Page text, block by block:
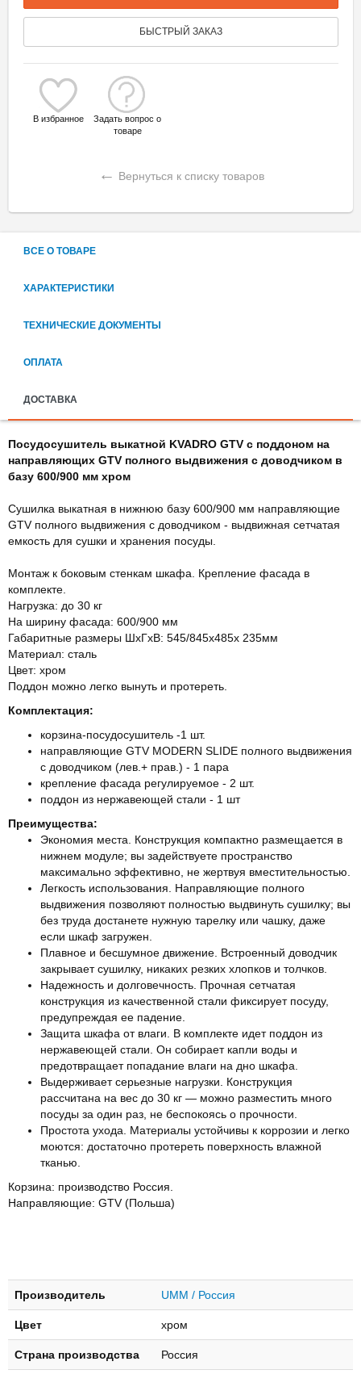
БЫСТРЫЙ ЗАКАЗ
В избранное
Задать вопрос о
товаре
← Вернуться к списку товаров
ВСЕ О ТОВАРЕ
ХАРАКТЕРИСТИКИ
ТЕХНИЧЕСКИЕ ДОКУМЕНТЫ
ОПЛАТА
ДОСТАВКА
Посудосушитель выкатной KVADRO GTV с поддоном на
направляющих GTV полного выдвижения с доводчиком в
базу 600/900 мм хром
Сушилка выкатная в нижнюю базу 600/900 мм направляющие
GTV полного выдвижения с доводчиком - выдвижная сетчатая
емкость для сушки и хранения посуды.
Монтаж к боковым стенкам шкафа. Крепление фасада в
комплекте.
Нагрузка: до 30 кг
На ширину фасада: 600/900 мм
Габаритные размеры ШхГхВ: 545/845х485х 235мм
Материал: сталь
Цвет: хром
Поддон можно легко вынуть и протереть.
Комплектация:
корзина-посудосушитель -1 шт.
направляющие GTV MODERN SLIDE полного выдвижения
с доводчиком (лев.+ прав.) - 1 пара
крепление фасада регулируемое - 2 шт.
поддон из нержавеющей стали - 1 шт
Преимущества:
Экономия места. Конструкция компактно размещается в
нижнем модуле; вы задействуете пространство
максимально эффективно, не жертвуя вместительностью.
Легкость использования. Направляющие полного
выдвижения позволяют полностью выдвинуть сушилку; вы
без труда достанете нужную тарелку или чашку, даже
если шкаф загружен.
Плавное и бесшумное движение. Встроенный доводчик
закрывает сушилку, никаких резких хлопков и толчков.
Надежность и долговечность. Прочная сетчатая
конструкция из качественной стали фиксирует посуду,
предупреждая ее падение.
Защита шкафа от влаги. В комплекте идет поддон из
нержавеющей стали. Он собирает капли воды и
предотвращает попадание влаги на дно шкафа.
Выдерживает серьезные нагрузки. Конструкция
рассчитана на вес до 30 кг — можно разместить много
посуды за один раз, не беспокоясь о прочности.
Простота ухода. Материалы устойчивы к коррозии и легко
моются: достаточно протереть поверхность влажной
тканью.
Корзина: производство Россия.
Направляющие: GTV (Польша)
Производитель UMM / Россия
Цвет хром
Страна производства Россия